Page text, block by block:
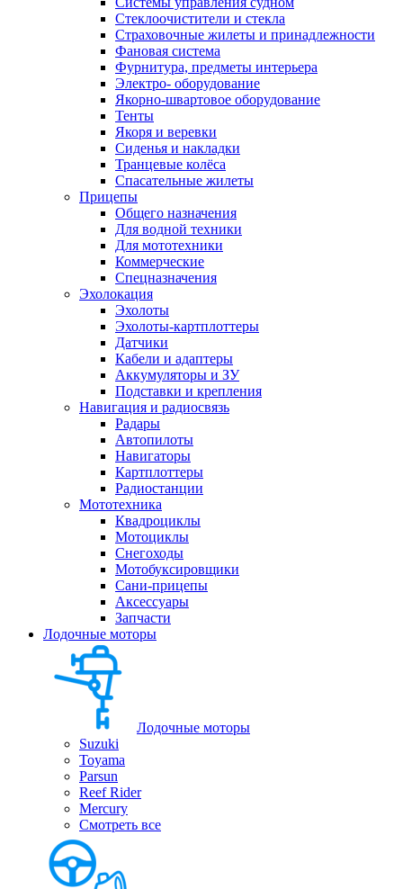
Стеклоочистители и стекла
Страховочные жилеты и принадлежности
Фановая система
Фурнитура, предметы интерьера
Электро- оборудование
Якорно-швартовое оборудование
Тенты
Якоря и веревки
Сиденья и накладки
Транцевые колёса
Спасательные жилеты
Прицепы
Общего назначения
Для водной техники
Для мототехники
Коммерческие
Спецназначения
Эхолокация
Эхолоты
Эхолоты-картплоттеры
Датчики
Кабели и адаптеры
Аккумуляторы и ЗУ
Подставки и крепления
Навигация и радиосвязь
Радары
Автопилоты
Навигаторы
Картплоттеры
Радиостанции
Мототехника
Квадроциклы
Мотоциклы
Снегоходы
Мотобуксировщики
Сани-прицепы
Аксессуары
Запчасти
Лодочные моторы
Лодочные моторы
Suzuki
Toyama
Parsun
Reef Rider
Mercury
Смотреть все